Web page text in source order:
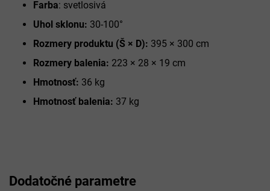
Farba: svetlosivá
Uhol sklonu: 30-100°
Rozmery produktu (Š × D): 395 × 300 cm
Rozmery balenia: 223 × 28 × 19 cm
Hmotnosť: 36 kg
Hmotnosť balenia: 37 kg
Dodatočné parametre